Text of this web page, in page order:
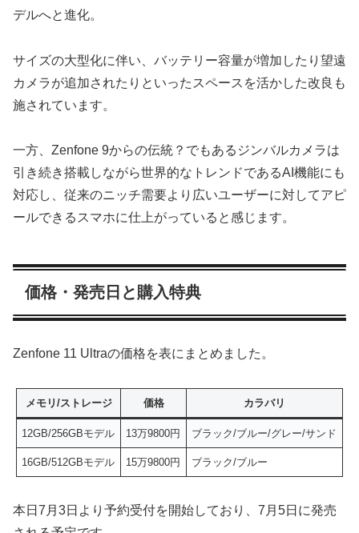
デルへと進化。
サイズの大型化に伴い、バッテリー容量が増加したり望遠
カメラが追加されたりといったスペースを活かした改良も
施されています。
一方、Zenfone 9からの伝統？でもあるジンバルカメラは
引き続き搭載しながら世界的なトレンドであるAI機能にも
対応し、従来のニッチ需要より広いユーザーに対してアピ
ールできるスマホに仕上がっていると感じます。
価格・発売日と購入特典
Zenfone 11 Ultraの価格を表にまとめました。
メモリ/ストレージ 価格 カラバリ
12GB/256GBモデル 13万9800円 ブラック/ブルー/グレー/サンド
16GB/512GBモデル 15万9800円 ブラック/ブルー
本日7月3日より予約受付を開始しており、7月5日に発売